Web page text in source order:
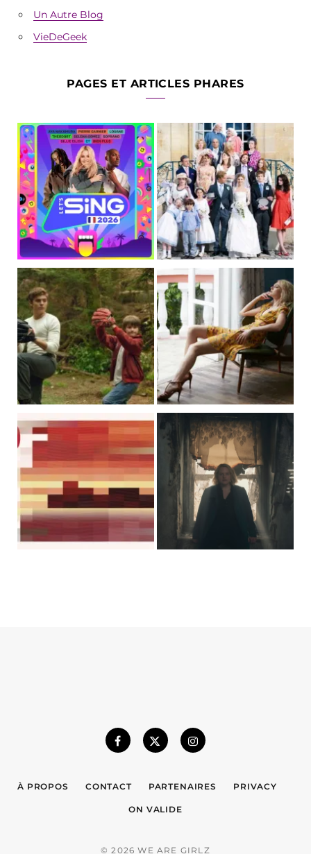
Un Autre Blog
VieDeGeek
PAGES ET ARTICLES PHARES
À PROPOS CONTACT PARTENAIRES PRIVACY
ON VALIDE
© 2026 WE ARE GIRLZ